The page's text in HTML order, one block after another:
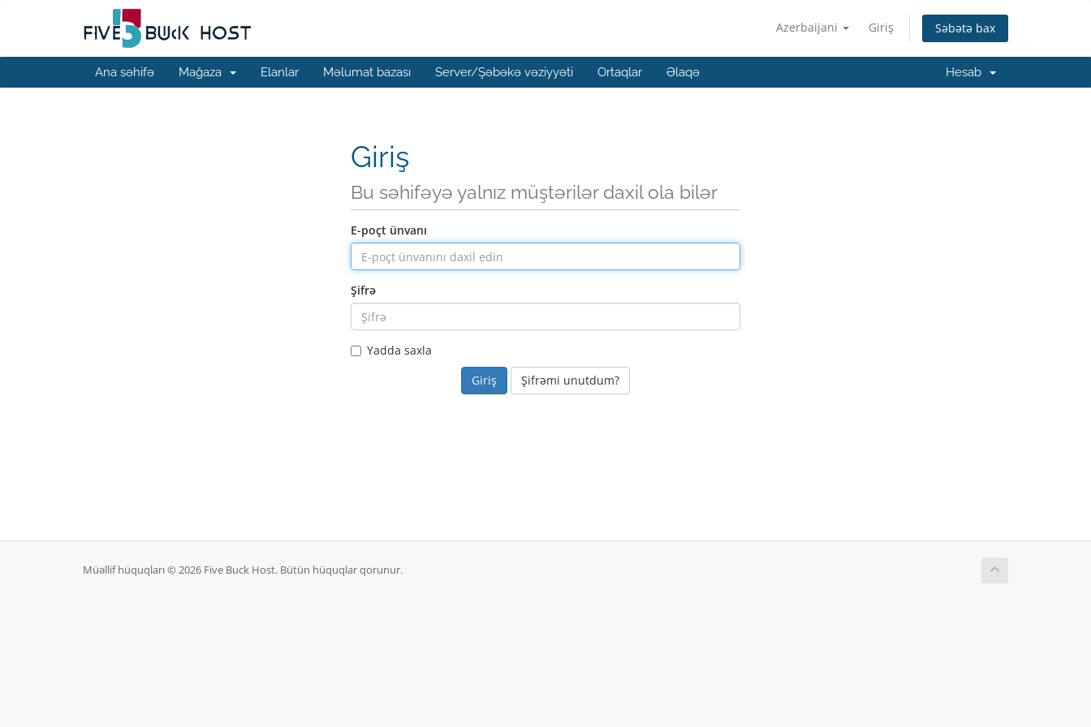
Azerbaijani Giriş Səbətə bax
Ana səhifə Mağaza Elanlar Məlumat bazası Server/Şəbəkə vəziyyəti Ortaqlar Əlaqə Hesab
Giriş
Bu səhifəyə yalnız müştərilər daxil ola bilər
E-poçt ünvanı
Şifrə
Yadda saxla
Şifrəmi unutdum?
Müəllif hüquqları © 2026 Five Buck Host. Bütün hüquqlar qorunur.